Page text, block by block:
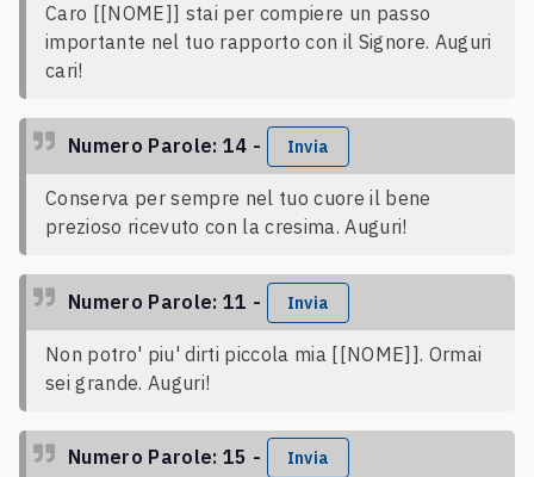
Caro [[NOME]] stai per compiere un passo
importante nel tuo rapporto con il Signore. Auguri
cari!
Numero Parole: 14 - Invia
Conserva per sempre nel tuo cuore il bene
prezioso ricevuto con la cresima. Auguri!
Numero Parole: 11 - Invia
Non potro' piu' dirti piccola mia [[NOME]]. Ormai
sei grande. Auguri!
Numero Parole: 15 - Invia